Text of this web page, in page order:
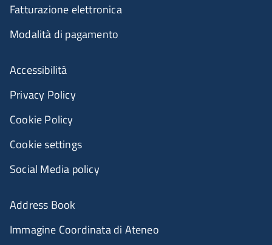
Fatturazione elettronica
Modalità di pagamento
Accessibilità
Privacy Policy
Cookie Policy
Cookie settings
Social Media policy
Address Book
Immagine Coordinata di Ateneo